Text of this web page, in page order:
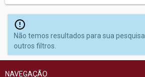
Não temos resultados para sua
outros filtros.
NAVEGAÇÃO